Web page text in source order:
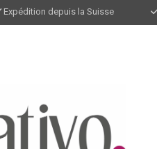
Expédition depuis la Suisse